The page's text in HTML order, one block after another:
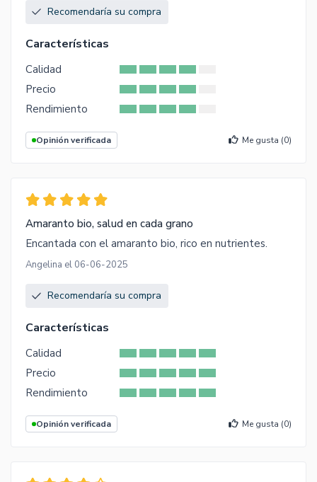
Recomendaría su compra
Características
Calidad
Precio
Rendimiento
Opinión verificada Me gusta (0)
Amaranto bio, salud en cada grano
Encantada con el amaranto bio, rico en nutrientes.
Angelina el 06-06-2025
Recomendaría su compra
Características
Calidad
Precio
Rendimiento
Opinión verificada Me gusta (0)